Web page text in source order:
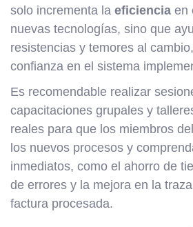
solo incrementa la eficiencia en
nuevas tecnologías, sino que
resistencias y temores al
confianza en el sistema
Es recomendable realizar
capacitaciones grupales y
reales para que los miembros
los nuevos procesos y
inmediatos, como el ahorro de
de errores y la mejora en la
factura procesada.